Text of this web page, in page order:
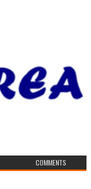
COMMENTS